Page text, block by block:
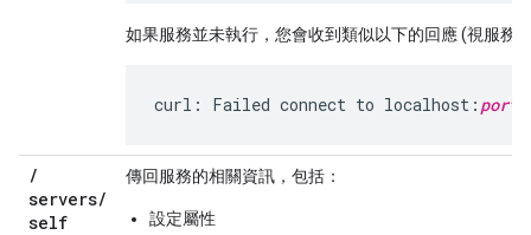
如果服務並未執行，您會收到類似以下的回應 (視服務
curl: Failed connect to localhost:
/
servers/
self
傳回服務的相關資訊，包括：
設定屬性